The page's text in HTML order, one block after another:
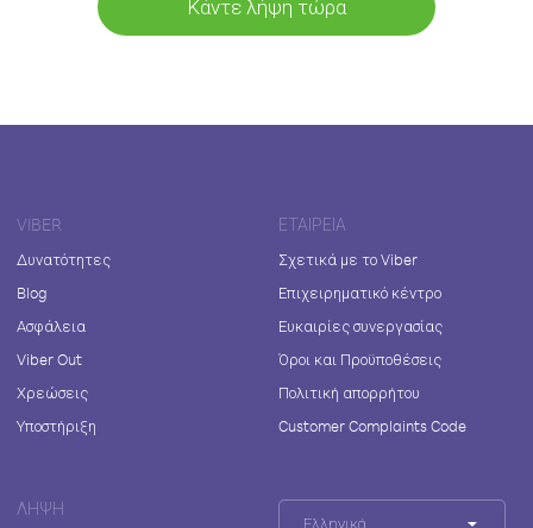
Κάντε λήψη τώρα
VIBER
Δυνατότητες
Blog
Ασφάλεια
Viber Out
Χρεώσεις
Υποστήριξη
ΕΤΑΙΡΕΊΑ
Σχετικά με το Viber
Επιχειρηματικό κέντρο
Ευκαιρίες συνεργασίας
Όροι και Προϋποθέσεις
Πολιτική απορρήτου
Customer Complaints Code
ΛΉΨΗ
Ελληνικά